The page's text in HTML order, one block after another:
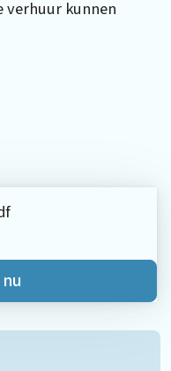
verhuur kunnen